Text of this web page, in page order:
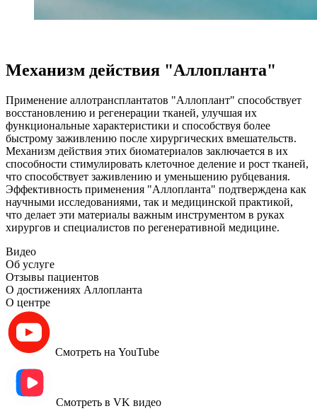
Механизм действия "Аллопланта"
Применение аллотрансплантатов "Аллоплант" способствует
восстановлению и регенерации тканей, улучшая их
функциональные характеристики и способствуя более
быстрому заживлению после хирургических вмешательств.
Механизм действия этих биоматериалов заключается в их
способности стимулировать клеточное деление и рост тканей,
что способствует заживлению и уменьшению рубцевания.
Эффективность применения "Аллопланта" подтверждена как
научными исследованиями, так и медицинской практикой,
что делает эти материалы важным инструментом в руках
хирургов и специалистов по регенеративной медицине.
Видео
Об услуге
Отзывы пациентов
О достижениях Аллопланта
О центре
Смотреть на YouTube
Смотреть в VK видео